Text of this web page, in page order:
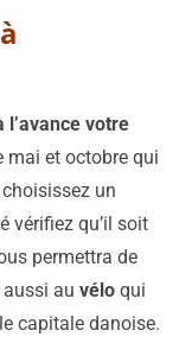
l’avance votre
mai et octobre qui
un
vérifiez qu’il soit
permettra de
au vélo qui
capitale danoise.